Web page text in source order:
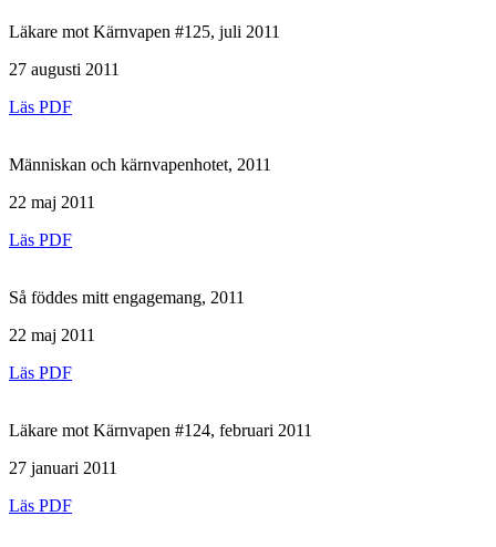
Läkare mot Kärnvapen #125, juli 2011
27 augusti 2011
Läs PDF
Människan och kärnvapenhotet, 2011
22 maj 2011
Läs PDF
Så föddes mitt engagemang, 2011
22 maj 2011
Läs PDF
Läkare mot Kärnvapen #124, februari 2011
27 januari 2011
Läs PDF